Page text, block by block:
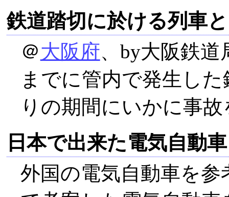
鉄道踏切に於ける列車
＠大阪府、by大阪鉄
までに管内で発生し
りの期間にいかに事
日本で出来た電気自動車
外国の電気自動車を